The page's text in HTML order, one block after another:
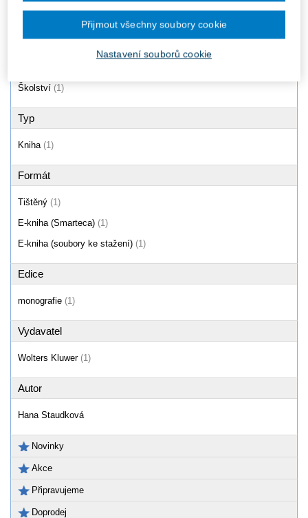
Školství (1)
Typ
Kniha (1)
Formát
Tištěný (1)
E-kniha (Smarteca) (1)
E-kniha (soubory ke stažení) (1)
Edice
monografie (1)
Vydavatel
Wolters Kluwer (1)
Autor
Hana Staudková
Novinky
Akce
Připravujeme
Doprodej
Nastavení souborů cookie
Přijmout všechny soubory cookie